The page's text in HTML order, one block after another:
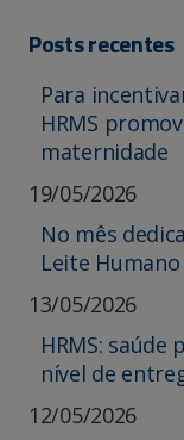
Posts recentes
Para
HRMS
maternidade
19/05/2026
No mês
Leite
13/05/2026
HRMS:
nível de
12/05/2026